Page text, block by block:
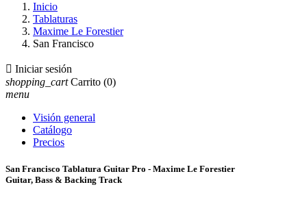
Inicio
Tablaturas
Maxime Le Forestier
San Francisco
 Iniciar sesión
shopping_cart Carrito (0)
menu
Visión general
Catálogo
Precios
San Francisco Tablatura Guitar Pro - Maxime Le Forestier
Guitar, Bass & Backing Track